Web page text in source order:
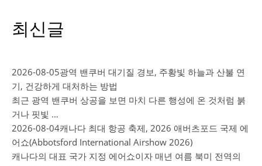
최신글
2026-08-05광역 밴쿠버 대기질 경보, 주황빛 하늘과 산불 연
기, 건강하게 대처하는 방법
최근 광역 밴쿠버 상공을 보면 마치 다른 행성에 온 것처럼 붉
거나 핏빛 …
2026-08-04캐나다 최대 항공 축제, 2026 애버츠포드 국제 에
어쇼(Abbotsford International Airshow 2026)
캐나다의 대표 국가 지정 에어쇼이자 매년 여름 북미 전역의